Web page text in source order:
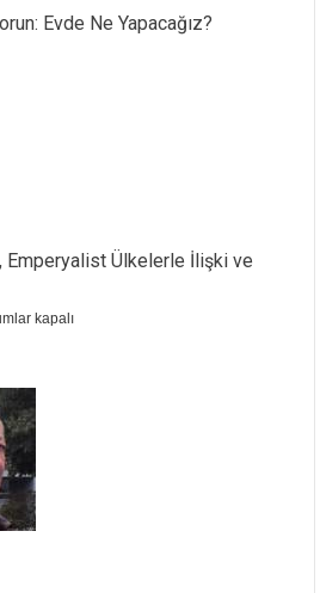
Evde Ne Yapacağız?
Emperyalist Ülkelerle İlişki ve
kapalı